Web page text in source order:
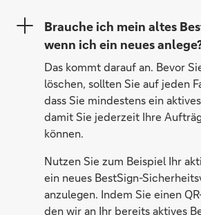
Brauche ich mein altes
wenn ich ein neues
Das kommt darauf an. Bevor
löschen, sollten Sie auf jeden
dass Sie mindestens ein
damit Sie jederzeit Ihre
können.
Nutzen Sie zum Beispiel Ihr
ein neues BestSign-
anzulegen. Indem Sie einen
den wir an Ihr bereits aktives